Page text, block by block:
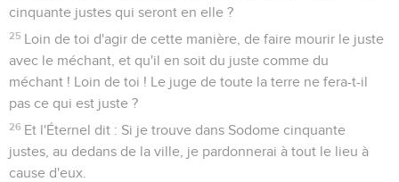
cinquante justes qui seront en elle ?
25 Loin de toi d'agir de cette manière, de faire mourir le juste
avec le méchant, et qu'il en soit du juste comme du
méchant ! Loin de toi ! Le juge de toute la terre ne fera-t-il
pas ce qui est juste ?
26 Et l'Éternel dit : Si je trouve dans Sodome cinquante
justes, au dedans de la ville, je pardonnerai à tout le lieu à
cause d'eux.